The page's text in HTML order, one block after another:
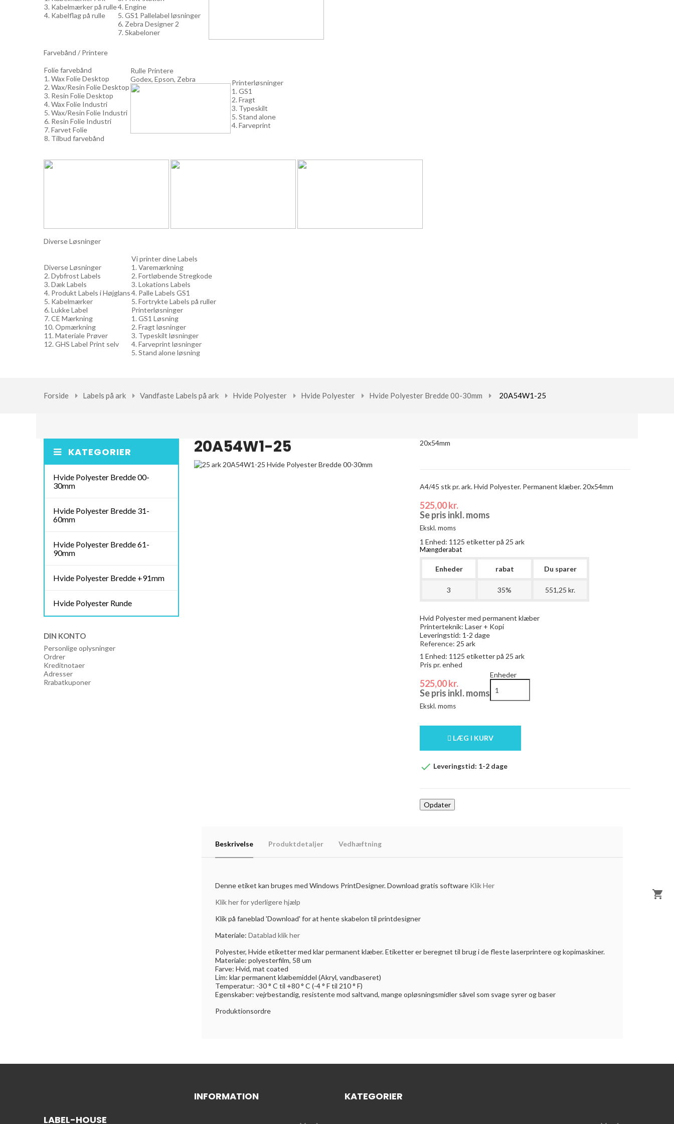
3. Kabelmærker på rulle
4. Kabelflag på rulle
4. Engine
5. GS1 Pallelabel løsninger
6. Zebra Designer 2
7. Skabeloner
Farvebånd / Printere
Folie farvebånd
1. Wax Folie Desktop
2. Wax/Resin Folie Desktop
3. Resin Folie Desktop
4. Wax Folie Industri
5. Wax/Resin Folie Industri
6. Resin Folie Industri
7. Farvet Folie
8. Tilbud farvebånd
Rulle Printere
Godex, Epson, Zebra
Printerløsninger
1. GS1
2. Fragt
3. Typeskilt
5. Stand alone
4. Farveprint
Diverse Løsninger
Diverse Løsninger
2. Dybfrost Labels
3. Dæk Labels
4. Produkt Labels i Højglans
5. Kabelmærker
6. Lukke Label
7. CE Mærkning
10. Opmærkning
11. Materiale Prøver
12. GHS Label Print selv
Vi printer dine Labels
1. Varemærkning
2. Fortløbende Stregkode
3. Lokations Labels
4. Palle Labels GS1
5. Fortrykte Labels på ruller
Printerløsninger
1. GS1 Løsning
2. Fragt løsninger
3. Typeskilt løsninger
4. Farveprint løsninger
5. Stand alone løsning
Forside Labels på ark Vandfaste Labels på ark Hvide Polyester Hvide Polyester Hvide Polyester Bredde 00-30mm 20A54W1-25
KATEGORIER
Hvide Polyester Bredde 00-
30mm
Hvide Polyester Bredde 31-
60mm
Hvide Polyester Bredde 61-
90mm
Hvide Polyester Bredde +91mm
Hvide Polyester Runde
DIN KONTO
Personlige oplysninger
Ordrer
Kreditnotaer
Adresser
Rrabatkuponer
20A54W1-25 20x54mm
A4/45 stk pr. ark. Hvid Polyester. Permanent klæber. 20x54mm
525,00 kr.
Se pris inkl. moms
Ekskl. moms
1 Enhed: 1125 etiketter på 25 ark
Mængderabat
Enheder rabat Du sparer
3 35% 551,25 kr.
Hvid Polyester med permanent klæber
Printerteknik: Laser + Kopi
Leveringstid: 1-2 dage
Reference: 25 ark
1 Enhed: 1125 etiketter på 25 ark
Pris pr. enhed
525,00 kr.
Se pris inkl. moms
Ekskl. moms
Enheder
LÆG I KURV
 Leveringstid: 1-2 dage
Beskrivelse Produktdetaljer Vedhæftning
Denne etiket kan bruges med Windows PrintDesigner. Download gratis software Klik Her
Klik her for yderligere hjælp
Klik på faneblad 'Download' for at hente skabelon til printdesigner
Materiale: Datablad klik her
Polyester, Hvide etiketter med klar permanent klæber. Etiketter er beregnet til brug i de fleste laserprintere og kopimaskiner.
Materiale: polyesterfilm, 58 um
Farve: Hvid, mat coated
Lim: klar permanent klæbemiddel (Akryl, vandbaseret)
Temperatur: -30 ° C til +80 ° C (-4 ° F til 210 ° F)
Egenskaber: vejrbestandig, resistente mod saltvand, mange opløsningsmidler såvel som svage syrer og baser
Produktionsordre
LABEL-HOUSE
INFORMATION KATEGORIER
